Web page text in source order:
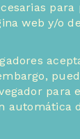
web y/o
para
automática